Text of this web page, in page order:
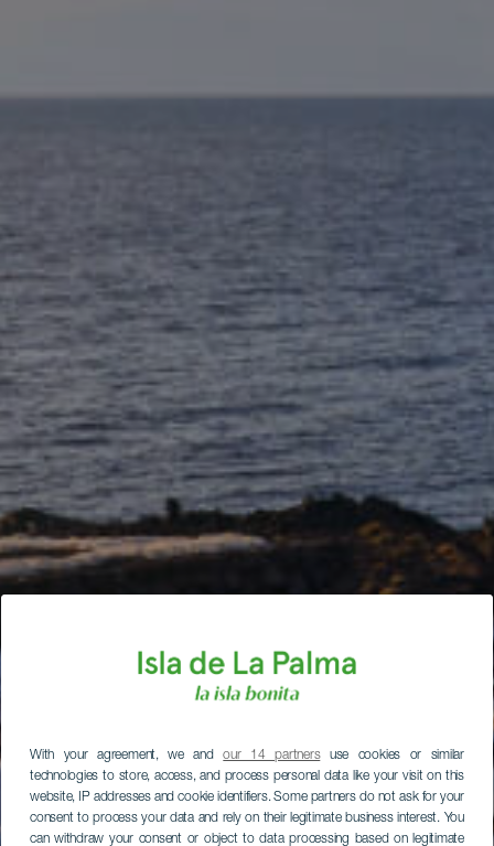
With your agreement, we andour 14 partnersuse cookies or similar
technologies to store, access, and process personal data like your visit on this
website, IP addresses and cookie identifiers. Some partners do not ask for your
consent to process your data and rely on their legitimate business interest. You
can withdraw your consent or object to data processing based on legitimate